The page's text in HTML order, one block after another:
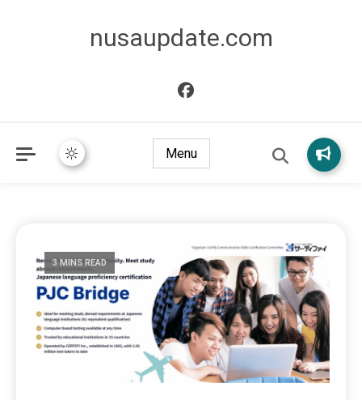
nusaupdate.com
Menu
3 MINS READ